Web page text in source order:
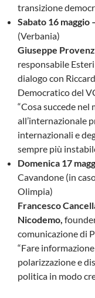
transizione
Sabato 16 maggio
(Verbania)
Giuseppe
responsabile
dialogo con
Democratico del
“Cosa succede
all’internazionale
internazionali e
sempre più
Domenica 17
Cavandone (in
Olimpia)
Francesco
Nicodemo,
comunicazione di
“Fare
polarizzazione e
politica in modo